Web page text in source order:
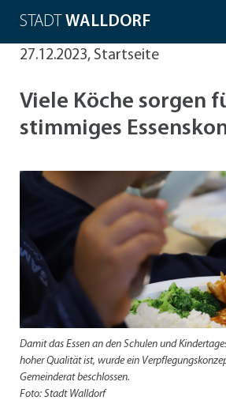
STADT WALLDORF
27.12.2023, Startseite
Viele Köche sorgen
stimmiges
Damit das Essen an den Schulen und
hoher Qualität ist, wurde ein
Gemeinderat beschlossen.
Foto: Stadt Walldorf